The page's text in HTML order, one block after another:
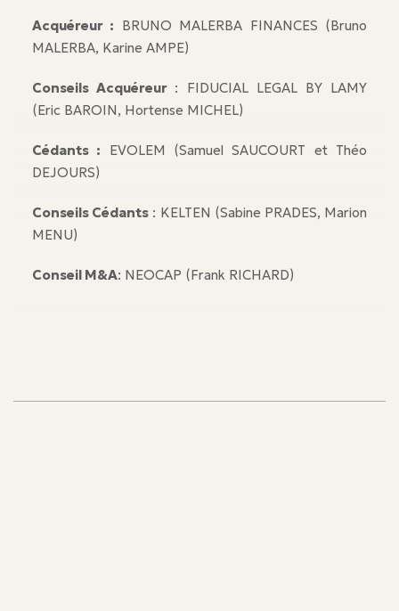
Acquéreur : BRUNO MALERBA FINANCES (Bruno
MALERBA, Karine AMPE)
Conseils Acquéreur : FIDUCIAL LEGAL BY LAMY
(Eric BAROIN, Hortense MICHEL)
Cédants : EVOLEM (Samuel SAUCOURT et Théo
DEJOURS)
Conseils Cédants : KELTEN (Sabine PRADES, Marion
MENU)
Conseil M&A: NEOCAP (Frank RICHARD)